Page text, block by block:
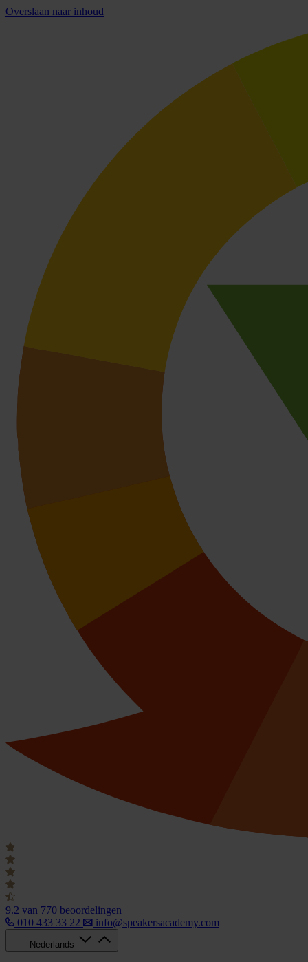
Overslaan naar inhoud
9.2 van 770 beoordelingen
010 433 33 22
info@speakersacademy.com
Nederlands